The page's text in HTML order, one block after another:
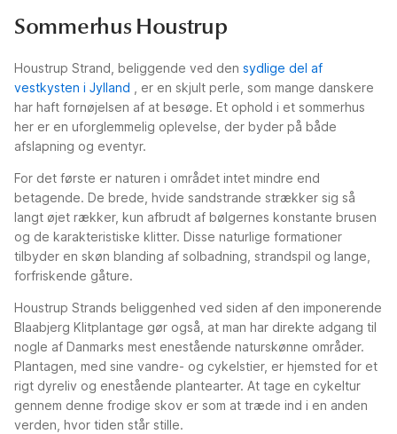
Sommerhus Houstrup
Houstrup Strand, beliggende ved den sydlige del af
vestkysten i Jylland , er en skjult perle, som mange danskere
har haft fornøjelsen af at besøge. Et ophold i et sommerhus
her er en uforglemmelig oplevelse, der byder på både
afslapning og eventyr.
For det første er naturen i området intet mindre end
betagende. De brede, hvide sandstrande strækker sig så
langt øjet rækker, kun afbrudt af bølgernes konstante brusen
og de karakteristiske klitter. Disse naturlige formationer
tilbyder en skøn blanding af solbadning, strandspil og lange,
forfriskende gåture.
Houstrup Strands beliggenhed ved siden af den imponerende
Blaabjerg Klitplantage gør også, at man har direkte adgang til
nogle af Danmarks mest enestående naturskønne områder.
Plantagen, med sine vandre- og cykelstier, er hjemsted for et
rigt dyreliv og enestående plantearter. At tage en cykeltur
gennem denne frodige skov er som at træde ind i en anden
verden, hvor tiden står stille.